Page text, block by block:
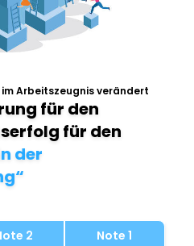
Arbeitszeugnis verändert
für den
für den
der
2 Note 1